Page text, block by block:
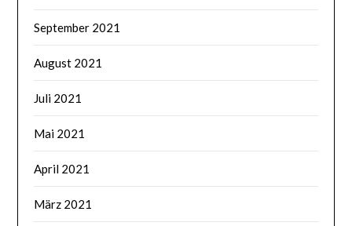
September 2021
August 2021
Juli 2021
Mai 2021
April 2021
März 2021